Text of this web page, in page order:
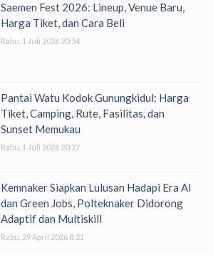
Saemen Fest 2026: Lineup, Venue Baru,
Harga Tiket, dan Cara Beli
Rabu, 1 Juli 2026 20:54
Pantai Watu Kodok Gunungkidul: Harga
Tiket, Camping, Rute, Fasilitas, dan
Sunset Memukau
Rabu, 1 Juli 2026 20:27
Kemnaker Siapkan Lulusan Hadapi Era AI
dan Green Jobs, Polteknaker Didorong
Adaptif dan Multiskill
Rabu, 29 April 2026 8:21